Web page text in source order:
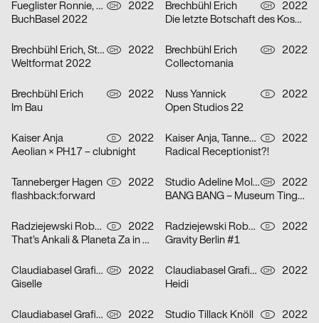
Fueglister Ronnie, Yves Graber, Christian Hofer CH
2022
BuchBasel 2022
Brechbühl Erich CH
2022
Die letzte Botschaft des Kosmonauten an die Frau, die er einst in der ehemaligen Sowjetunion liebte
Brechbühl Erich, Studio Feixen, Schaub Josh CH
2022
Weltformat 2022
Brechbühl Erich CH
2022
Collectomania
Brechbühl Erich CH
2022
Im Bau
Nuss Yannick D
2022
Open Studios 22
Kaiser Anja D
2022
Aeolian × PH17 – clubnight
Kaiser Anja, Tanneberger Hagen D
2022
Radical Receptionist?!
Tanneberger Hagen D
2022
flashback:forward
Studio Adeline Mollard CH
2022
BANG BANG – Museum Tinguely
Radziejewski Robert, Michal Veltruský D
2022
That’s Ankali & Planeta Za in October ’22
Radziejewski Robert, Michal Veltruský D
2022
Gravity Berlin #1
Claudiabasel Grafik & Interaktion CH
2022
Giselle
Claudiabasel Grafik & Interaktion CH
2022
Heidi
Claudiabasel Grafik & Interaktion, Lucian Kunz CH
2022
Studio Tillack Knöll D
2022